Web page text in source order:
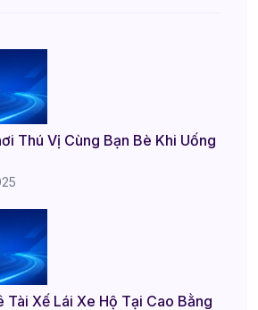
Thú Vị Cùng Bạn Bè Khi Uống
Tài Xế Lái Xe Hộ Tại Cao Bằng